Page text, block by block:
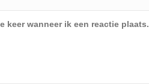
keer wanneer ik een reactie plaats.